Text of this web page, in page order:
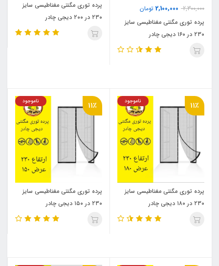
2,300,000
2,100,000 تومان
پرده توری مگنتی مغناطیسی سایز
۲۳۰ در ۱۶۰ دیجی چادر
پرده توری مگنتی مغناطیسی سایز
۲۳۰ در ۲۰۰ دیجی چادر
11٪ ناموجود
پرده توری مگنتی مغناطیسی سایز
۲۳۰ در ۱۸۰ دیجی چادر
11٪ ناموجود
پرده توری مگنتی مغناطیسی سایز
۲۳۰ در ۱۵۰ دیجی چادر